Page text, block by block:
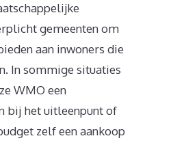
gemeenten om
aan inwoners die
In sommige situaties
WMO een
bij het uitleenpunt of
zelf een aankoop